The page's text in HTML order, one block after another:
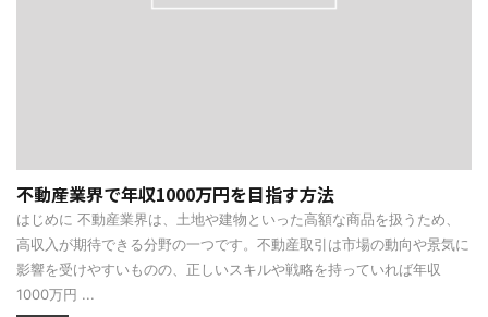
不動産業界で年収1000万円を目指す方法
はじめに 不動産業界は、土地や建物といった高額な商品を扱うため、
高収入が期待できる分野の一つです。不動産取引は市場の動向や景気に
影響を受けやすいものの、正しいスキルや戦略を持っていれば年収
1000万円 ...